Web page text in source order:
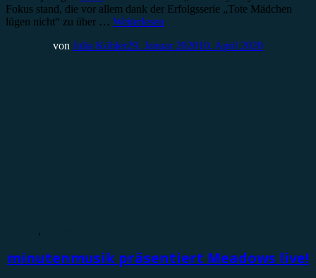
Fokus stand, die vor allem dank der Erfolgsserie „Tote Mädchen
lügen nicht“ zu über … Weiterlesen
von Julia Köhler29. Januar 202010. April 2020
,
minutenmusik präsentiert Meadows live!